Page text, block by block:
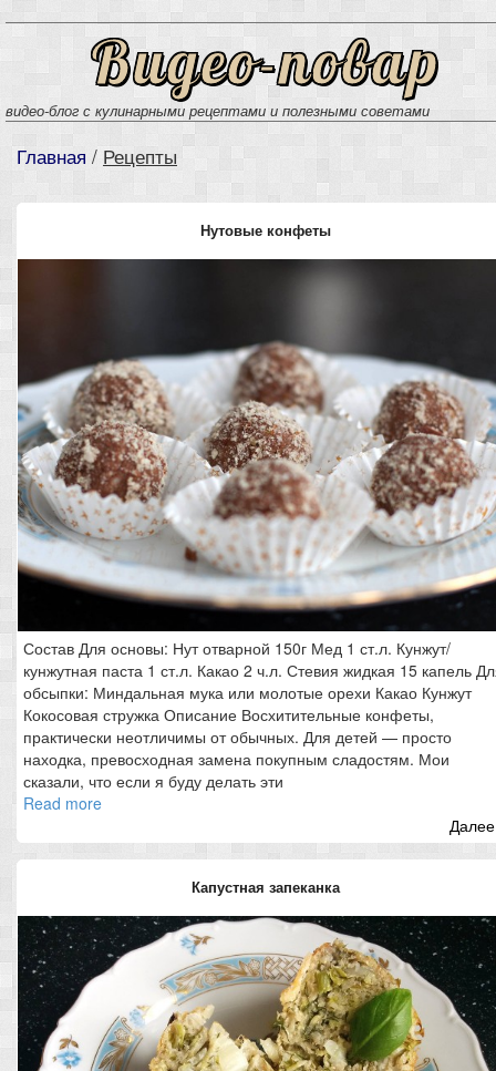
Видео-повар
видео-блог с кулинарными рецептами и полезными советами
Главная / Рецепты
Нутовые конфеты
Состав Для основы: Нут отварной 150г Мед 1 ст.л. Кунжут/
кунжутная паста 1 ст.л. Какао 2 ч.л. Стевия жидкая 15 капель
обсыпки: Миндальная мука или молотые орехи Какао Кунжут
Кокосовая стружка Описание Восхитительные конфеты,
практически неотличимы от обычных. Для детей — просто
находка, превосходная замена покупным сладостям. Мои
сказали, что если я буду делать эти
Read more
Капустная запеканка